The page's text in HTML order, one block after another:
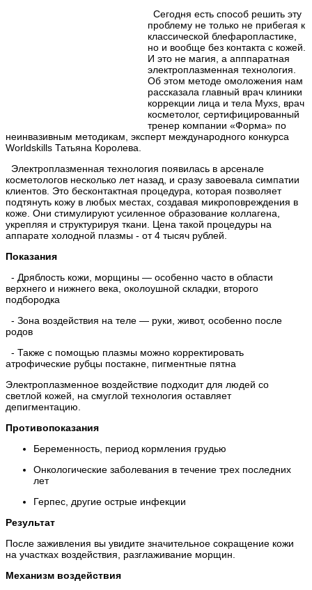
Сегодня есть способ решить эту
проблему не только не прибегая к
классической блефаропластике,
но и вообще без контакта с кожей.
И это не магия, а апппаратная
электроплазменная технология.
Об этом методе омоложения нам
рассказала главный врач клиники
коррекции лица и тела Myxs, врач
косметолог, сертифицированный
тренер компании «Форма» по
неинвазивным методикам, эксперт международного конкурса
Worldskills Татьяна Королева.
Электроплазменная технология появилась в арсенале
косметологов несколько лет назад, и сразу завоевала симпатии
клиентов. Это бесконтактная процедура, которая позволяет
подтянуть кожу в любых местах, создавая микроповреждения в
коже. Они стимулируют усиленное образование коллагена,
укрепляя и структурируя ткани. Цена такой процедуры на
аппарате холодной плазмы - от 4 тысяч рублей.
Показания
- Дряблость кожи, морщины — особенно часто в области
верхнего и нижнего века, околоушной складки, второго
подбородка
- Зона воздействия на теле — руки, живот, особенно после
родов
- Также с помощью плазмы можно корректировать
атрофические рубцы постакне, пигментные пятна
Электроплазменное воздействие подходит для людей со
светлой кожей, на смуглой технология оставляет
депигментацию.
Противопоказания
Беременность, период кормления грудью
Онкологические заболевания в течение трех последних
лет
Герпес, другие острые инфекции
Результат
После заживления вы увидите значительное сокращение кожи
на участках воздействия, разглаживание морщин.
Механизм воздействия